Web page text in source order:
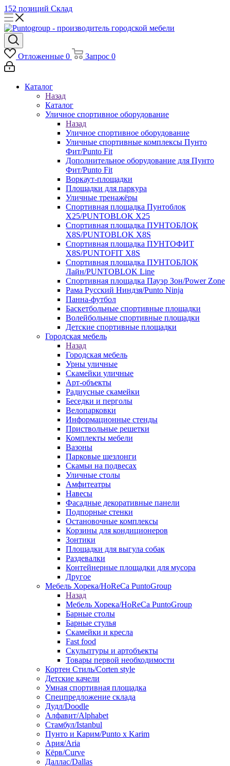
152 позиций Склад
Отложенные 0 Запрос 0
Каталог
Назад
Каталог
Уличное спортивное оборудование
Назад
Уличное спортивное оборудование
Уличные спортивные комплексы Пунто
Фит/Punto Fit
Дополнительное оборудование для Пунто
Фит/Punto Fit
Воркаут-площадки
Площадки для паркура
Уличные тренажёры
Спортивная площадка Пунтоблок
Х25/PUNTOBLOK X25
Спортивная площадка ПУНТОБЛОК
X8S/PUNTOBLOK X8S
Спортивная площадка ПУНТОФИТ
X8S/PUNTOFIT X8S
Спортивная площадка ПУНТОБЛОК
Лайн/PUNTOBLOK Line
Спортивная площадка Пауэр Зон/Power Zone
Рама Русский Ниндзя/Punto Ninja
Панна-футбол
Баскетбольные спортивные площадки
Волейбольные спортивные площадки
Детские спортивные площадки
Городская мебель
Назад
Городская мебель
Урны уличные
Скамейки уличные
Арт-объекты
Радиусные скамейки
Беседки и перголы
Велопарковки
Информационные стенды
Приствольные решетки
Комплекты мебели
Вазоны
Парковые шезлонги
Скамьи на подвесах
Уличные столы
Амфитеатры
Навесы
Фасадные декоративные панели
Подпорные стенки
Остановочные комплексы
Корзины для кондиционеров
Зонтики
Площадки для выгула собак
Раздевалки
Контейнерные площадки для мусора
Другое
Мебель Хорека/HoReCa PuntoGroup
Назад
Мебель Хорека/HoReCa PuntoGroup
Барные столы
Барные стулья
Скамейки и кресла
Fast food
Скульптуры и артобъекты
Товары первой необходимости
Кортен Стиль/Corten style
Детские качели
Умная спортивная площадка
Спецпредложение склада
Дудл/Doodle
Алфавит/Alphabet
Стамбул/Istanbul
Пунто и Карим/Punto x Karim
Ария/Aria
Кёрв/Curve
Даллас/Dallas